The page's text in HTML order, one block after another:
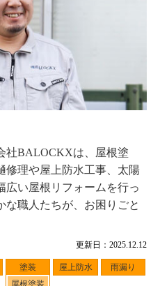
更新日：2025.12.12
塗装
屋根塗装
屋上防水 雨漏り
社BALOCKXは、屋根塗
修理や屋上防水工事、太陽
広い屋根リフォームを行っ
な職人たちが、お困りごと